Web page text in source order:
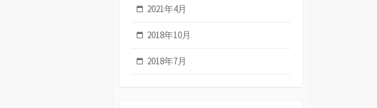
2021年4月
2018年10月
2018年7月